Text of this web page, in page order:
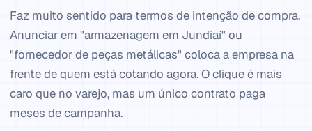
Faz muito sentido para termos de intenção de compra.
Anunciar em "armazenagem em Jundiaí" ou
"fornecedor de peças metálicas" coloca a empresa na
frente de quem está cotando agora. O clique é mais
caro que no varejo, mas um único contrato paga
meses de campanha.